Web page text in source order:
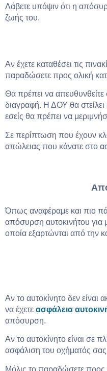
Λάβετε υπόψιν ότι η
ζωής του.
Αν έχετε καταθέσει τις
παραδώσετε προς ολική
Θα πρέπει να απευθυνθείτε
διαγραφή. Η ΔΟΥ θα στείλει
εσείς θα πρέπει να
Σε περίπτωση που έχουν
απώλειας που κάνατε στο
Όπως αναφέραμε και πιο
απόσυρση αυτοκινήτου για
οποία εξαρτώνται από την
Αν το αυτοκίνητο δεν είναι
να έχετε ασφάλεια
απόσυρση.
Αν το αυτοκίνητο είναι σε
ασφάλιση του οχήματός
Μόλις το παραδώσετε προς